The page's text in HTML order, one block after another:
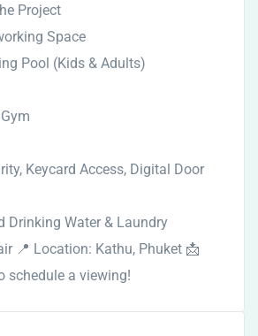
Project
Space
Pool (Kids & Adults)
Keycard Access, Digital Door
Drinking Water & Laundry
📍 Location: Kathu, Phuket 📩
schedule a viewing!